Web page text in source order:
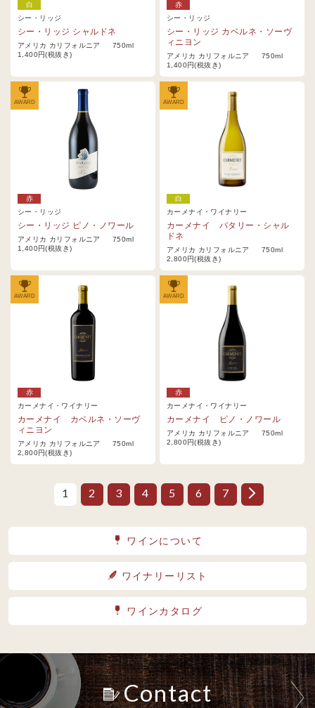
白
シー・リッジ
シー・リッジ シャルドネ
アメリカ カリフォルニア 750ml
1,400円(税抜き)
赤
シー・リッジ
シー・リッジ カベルネ・ソーヴ
ィニヨン
アメリカ カリフォルニア 750ml
1,400円(税抜き)
AWARD
赤
シー・リッジ
シー・リッジ ピノ・ノワール
アメリカ カリフォルニア 750ml
1,400円(税抜き)
AWARD
白
カーメナイ・ワイナリー
カーメナイ バタリー・シャル
ドネ
アメリカ カリフォルニア 750ml
2,800円(税抜き)
AWARD
赤
カーメナイ・ワイナリー
カーメナイ カベルネ・ソーヴ
ィニヨン
アメリカ カリフォルニア 750ml
2,800円(税抜き)
AWARD
赤
カーメナイ・ワイナリー
カーメナイ ピノ・ノワール
アメリカ カリフォルニア 750ml
2,800円(税抜き)
1 2 3 4 5 6 7
ワインについて
ワイナリーリスト
ワインカタログ
Contact